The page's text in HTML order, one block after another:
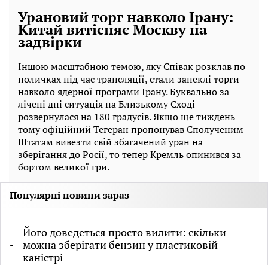
Урановий торг навколо Ірану:
Китай витісняє Москву на
задвірки
Іншою масштабною темою, яку Співак розклав по
поличках під час трансляції, стали запеклі торги
навколо ядерної програми Ірану. Буквально за
лічені дні ситуація на Близькому Сході
розвернулася на 180 градусів. Якщо ще тиждень
тому офіційний Тегеран пропонував Сполученим
Штатам вивезти свій збагачений уран на
зберігання до Росії, то тепер Кремль опинився за
бортом великої гри.
Популярні новини зараз
Його доведеться просто вилити: скільки
можна зберігати бензин у пластиковій
каністрі